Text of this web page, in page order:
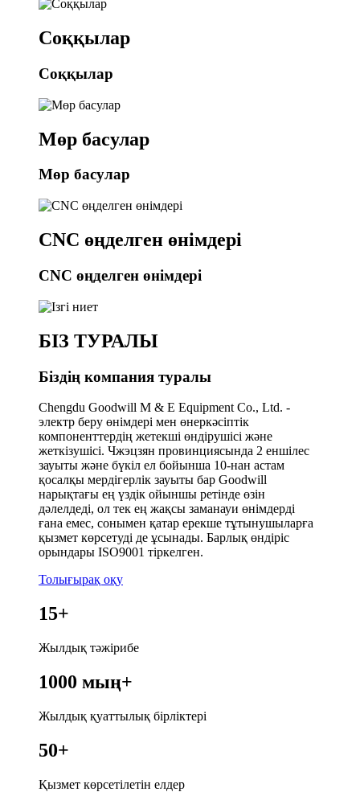
Соққылар
Соққылар
Мөр басулар
Мөр басулар
CNC өңделген өнімдері
CNC өңделген өнімдері
БІЗ ТУРАЛЫ
Біздің компания туралы
Chengdu Goodwill M & E Equipment Co., Ltd. -
электр беру өнімдері мен өнеркәсіптік
компоненттердің жетекші өндірушісі және
жеткізушісі. Чжэцзян провинциясында 2 еншілес
зауыты және бүкіл ел бойынша 10-нан астам
қосалқы мердігерлік зауыты бар Goodwill
нарықтағы ең үздік ойыншы ретінде өзін
дәлелдеді, ол тек ең жақсы заманауи өнімдерді
ғана емес, сонымен қатар ерекше тұтынушыларға
қызмет көрсетуді де ұсынады. Барлық өндіріс
орындары ISO9001 тіркелген.
Толығырақ оқу
15+
Жылдық тәжірибе
1000 мың+
Жылдық қуаттылық бірліктері
50+
Қызмет көрсетілетін елдер